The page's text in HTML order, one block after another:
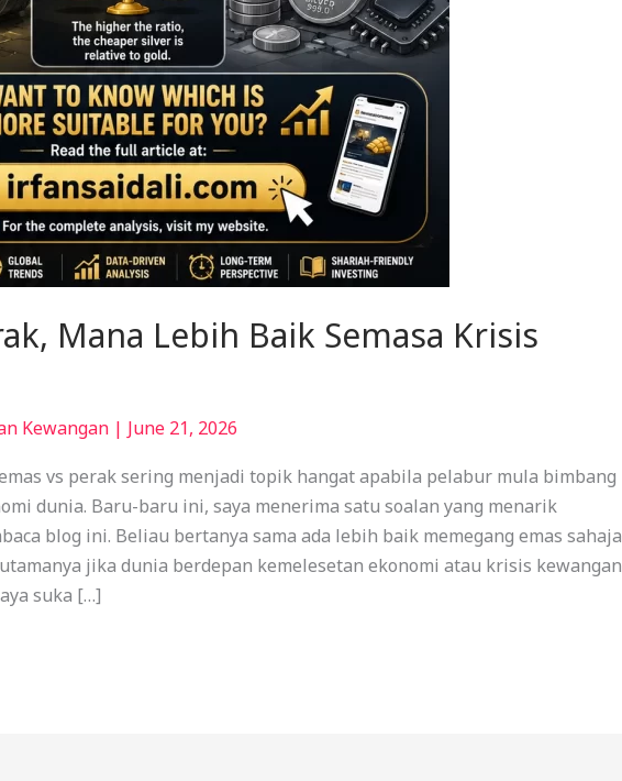
Mana Lebih Baik Semasa Krisis
Kewangan | June 21, 2026
vs perak sering menjadi topik hangat apabila pelabur mula bimbang
dunia. Baru-baru ini, saya menerima satu soalan yang menarik
blog ini. Beliau bertanya sama ada lebih baik memegang emas sahaja
jika dunia berdepan kemelesetan ekonomi atau krisis kewangan
suka […]